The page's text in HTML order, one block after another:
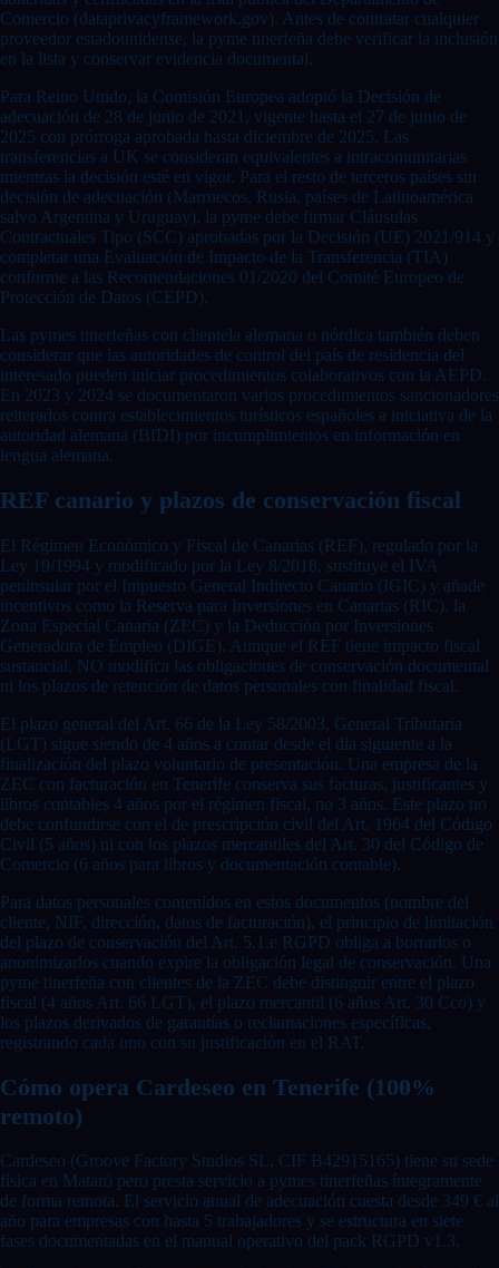
Comercio (dataprivacyframework.gov). Antes de contratar cualquier
proveedor estadounidense, la pyme tinerfeña debe verificar la inclusión
en la lista y conservar evidencia documental.
Para Reino Unido, la Comisión Europea adoptó la Decisión de
adecuación de 28 de junio de 2021, vigente hasta el 27 de junio de
2025 con prórroga aprobada hasta diciembre de 2025. Las
transferencias a UK se consideran equivalentes a intracomunitarias
mientras la decisión esté en vigor. Para el resto de terceros países sin
decisión de adecuación (Marruecos, Rusia, países de Latinoamérica
salvo Argentina y Uruguay), la pyme debe firmar Cláusulas
Contractuales Tipo (SCC) aprobadas por la Decisión (UE) 2021/914 y
completar una Evaluación de Impacto de la Transferencia (TIA)
conforme a las Recomendaciones 01/2020 del Comité Europeo de
Protección de Datos (CEPD).
Las pymes tinerfeñas con clientela alemana o nórdica también deben
considerar que las autoridades de control del país de residencia del
interesado pueden iniciar procedimientos colaborativos con la AEPD.
En 2023 y 2024 se documentaron varios procedimientos sancionadores
reiterados contra establecimientos turísticos españoles a iniciativa de la
autoridad alemana (BfDI) por incumplimientos en información en
lengua alemana.
REF canario y plazos de conservación fiscal
El Régimen Económico y Fiscal de Canarias (REF), regulado por la
Ley 19/1994 y modificado por la Ley 8/2018, sustituye el IVA
peninsular por el Impuesto General Indirecto Canario (IGIC) y añade
incentivos como la Reserva para Inversiones en Canarias (RIC), la
Zona Especial Canaria (ZEC) y la Deducción por Inversiones
Generadora de Empleo (DIGE). Aunque el REF tiene impacto fiscal
sustancial, NO modifica las obligaciones de conservación documental
ni los plazos de retención de datos personales con finalidad fiscal.
El plazo general del Art. 66 de la Ley 58/2003, General Tributaria
(LGT) sigue siendo de 4 años a contar desde el día siguiente a la
finalización del plazo voluntario de presentación. Una empresa de la
ZEC con facturación en Tenerife conserva sus facturas, justificantes y
libros contables 4 años por el régimen fiscal, no 3 años. Este plazo no
debe confundirse con el de prescripción civil del Art. 1964 del Código
Civil (5 años) ni con los plazos mercantiles del Art. 30 del Código de
Comercio (6 años para libros y documentación contable).
Para datos personales contenidos en estos documentos (nombre del
cliente, NIF, dirección, datos de facturación), el principio de limitación
del plazo de conservación del Art. 5.1.e RGPD obliga a borrarlos o
anonimizarlos cuando expire la obligación legal de conservación. Una
pyme tinerfeña con clientes de la ZEC debe distinguir entre el plazo
fiscal (4 años Art. 66 LGT), el plazo mercantil (6 años Art. 30 Cco) y
los plazos derivados de garantías o reclamaciones específicas,
registrando cada uno con su justificación en el RAT.
Cómo opera Cardeseo en Tenerife (100%
remoto)
Cardeseo (Groove Factory Studios SL, CIF B42915165) tiene su sede
física en Mataró pero presta servicio a pymes tinerfeñas íntegramente
de forma remota. El servicio anual de adecuación cuesta desde 349 € al
año para empresas con hasta 5 trabajadores y se estructura en siete
fases documentadas en el manual operativo del pack RGPD v1.3.